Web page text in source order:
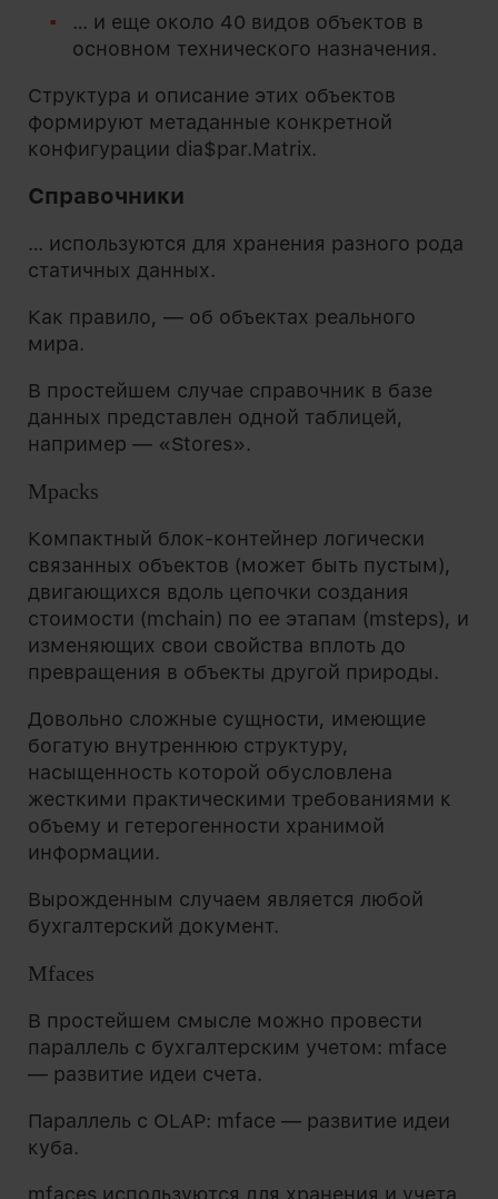
… и еще около 40 видов объектов в
основном технического назначения.
Структура и описание этих объектов
формируют метаданные конкретной
конфигурации dia$par.Matrix.
Справочники
… используются для хранения разного рода
статичных данных.
Как правило, — об объектах реального
мира.
В простейшем случае справочник в базе
данных представлен одной таблицей,
например — «Stores».
Mpacks
Компактный блок-контейнер логически
связанных объектов (может быть пустым),
двигающихся вдоль цепочки создания
стоимости (mchain) по ее этапам (msteps), и
изменяющих свои свойства вплоть до
превращения в объекты другой природы.
Довольно сложные сущности, имеющие
богатую внутреннюю структуру,
насыщенность которой обусловлена
жесткими практическими требованиями к
объему и гетерогенности хранимой
информации.
Вырожденным случаем является любой
бухгалтерский документ.
Mfaces
В простейшем смысле можно провести
параллель с бухгалтерским учетом: mface
— развитие идеи счета.
Параллель с OLAP: mface — развитие идеи
куба.
mfaces используются для хранения и учета